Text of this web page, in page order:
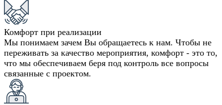
Комфорт при реализации
Мы понимаем зачем Вы обращаетесь к нам. Чтобы не
переживать за качество мероприятия, комфорт - это то,
что мы обеспечиваем беря под контроль все вопросы
связанные с проектом.